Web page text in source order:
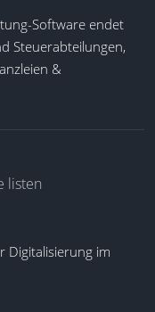
Software endet
Steuerabteilungen,
&
listen
Digitalisierung im